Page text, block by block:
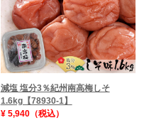
減塩 塩分3％紀州南高梅しそ
1.6kg【78930-1】
¥ 5,940（税込）